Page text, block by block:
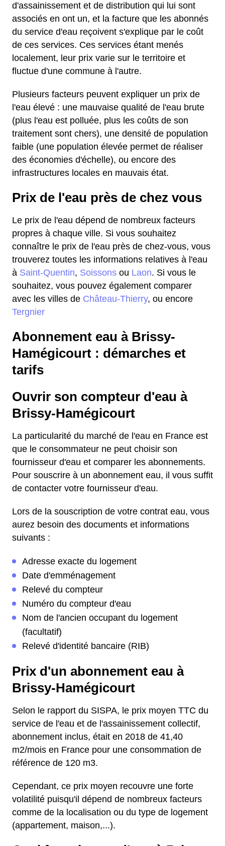
d'assainissement et de distribution qui lui sont
associés en ont un, et la facture que les abonnés
du service d'eau reçoivent s'explique par le coût
de ces services. Ces services étant menés
localement, leur prix varie sur le territoire et
fluctue d'une commune à l'autre.
Plusieurs facteurs peuvent expliquer un prix de
l'eau élevé : une mauvaise qualité de l'eau brute
(plus l'eau est polluée, plus les coûts de son
traitement sont chers), une densité de population
faible (une population élevée permet de réaliser
des économies d'échelle), ou encore des
infrastructures locales en mauvais état.
Prix de l'eau près de chez vous
Le prix de l'eau dépend de nombreux facteurs
propres à chaque ville. Si vous souhaitez
connaître le prix de l'eau près de chez-vous, vous
trouverez toutes les informations relatives à l'eau
à Saint-Quentin, Soissons ou Laon. Si vous le
souhaitez, vous pouvez également comparer
avec les villes de Château-Thierry, ou encore
Tergnier
Abonnement eau à Brissy-
Hamégicourt : démarches et
tarifs
Ouvrir son compteur d'eau à
Brissy-Hamégicourt
La particularité du marché de l'eau en France est
que le consommateur ne peut choisir son
fournisseur d'eau et comparer les abonnements.
Pour souscrire à un abonnement eau, il vous suffit
de contacter votre fournisseur d'eau.
Lors de la souscription de votre contrat eau, vous
aurez besoin des documents et informations
suivants :
Adresse exacte du logement
Date d'emménagement
Relevé du compteur
Numéro du compteur d'eau
Nom de l'ancien occupant du logement
(facultatif)
Relevé d'identité bancaire (RIB)
Prix d'un abonnement eau à
Brissy-Hamégicourt
Selon le rapport du SISPA, le prix moyen TTC du
service de l'eau et de l'assainissement collectif,
abonnement inclus, était en 2018 de 41,40
m2/mois en France pour une consommation de
référence de 120 m3.
Cependant, ce prix moyen recouvre une forte
volatilité puisqu'il dépend de nombreux facteurs
comme de la localisation ou du type de logement
(appartement, maison,...).